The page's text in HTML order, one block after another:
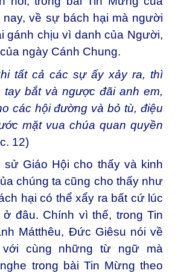
nay, về sự bách hại mà người
gánh chịu vì danh của Người,
ngày Cánh Chung.
tất cả các sự ấy xảy ra, thì
tay bắt và ngược đãi anh em,
các hội đường và bỏ tù, điệu
mặt vua chúa quan quyền
12)
sử Giáo Hội cho thấy và kinh
chúng ta cũng cho thấy như
hại có thể xẩy ra bất cứ lúc
đâu. Chính vì thế, trong Tin
Mátthêu, Đức Giêsu nói về
cùng những từ ngữ mà
trong bài Tin Mừng theo